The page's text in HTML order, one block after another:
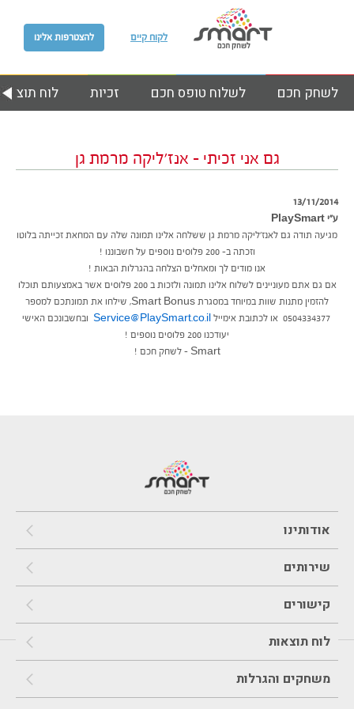
להצטרפות אלינו לקוח קיים
לוח זכיות לשלוח טופס חכם לשחק חכם
גם אני זכיתי – אנז’ליקה מרמת גן
13/11/2014
ע״י PlaySmart
מגיעה תודה גם לאנז’ליקה מרמת גן ששלחה אלינו תמונה שלה עם המחאת זכייתה בלוטו
וזכתה ב- 200 פלוסים נוספים על חשבוננו !
אנו מודים לך ומאחלים הצלחה בהגרלות הבאות !
אם גם אתם מעוניינים לשלוח אלינו תמונה ולזכות ב 200 פלוסים אשר באמצעותם תוכלו
להזמין מתנות שוות במיוחד במסגרת Smart Bonus, שילחו את תמונתכם למספר
0504334377 או לכתובת אימייל
Service@PlaySmart.co.il ובחשבונכם האישי
יעודכנו 200 פלוסים נוספים !
Smart – לשחק חכם !
אודותינו
שירותים
קישורים
לוח תוצאות
משחקים והגרלות